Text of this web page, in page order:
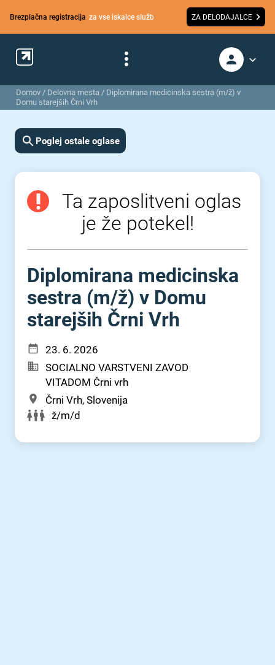
Brezplačna registracija za vse iskalce služb ZA DELODAJALCE
Domov / Delovna mesta / Diplomirana medicinska sestra (m/ž) v
Domu starejših Črni Vrh
Poglej ostale oglase
Ta zaposlitveni oglas
je že potekel!
Diplomirana medicinska
sestra (m⁠/⁠ž) v Domu
starejših Črni Vrh
23. 6. 2026
SOCIALNO VARSTVENI ZAVOD
VITADOM Črni vrh
Črni Vrh, Slovenija
ž/m/d